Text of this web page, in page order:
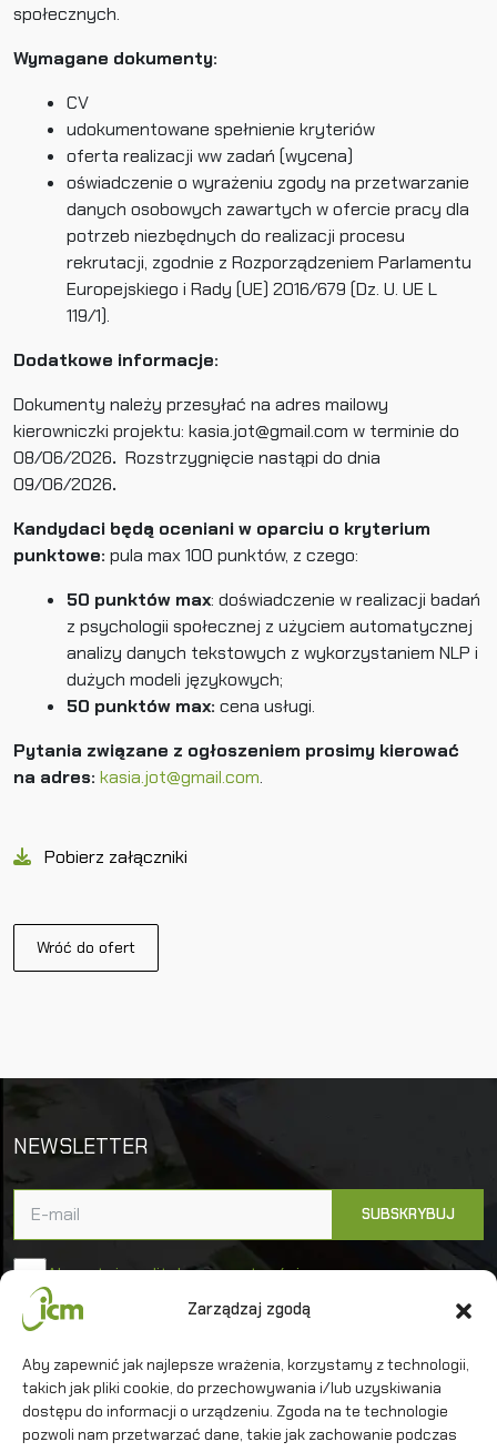
Zarządzaj zgodą
Aby zapewnić jak najlepsze wrażenia, korzystamy z technologii,
takich jak pliki cookie, do przechowywania i/lub uzyskiwania
dostępu do informacji o urządzeniu. Zgoda na te technologie
pozwoli nam przetwarzać dane, takie jak zachowanie podczas
społecznych.
Wymagane dokumenty:
CV
udokumentowane spełnienie kryteriów
oferta realizacji ww zadań (wycena)
oświadczenie o wyrażeniu zgody na przetwarzanie
danych osobowych zawartych w ofercie pracy dla
potrzeb niezbędnych do realizacji procesu
rekrutacji, zgodnie z Rozporządzeniem Parlamentu
Europejskiego i Rady (UE) 2016/679 (Dz. U. UE L
119/1).
Dodatkowe informacje:
Dokumenty należy przesyłać na adres mailowy
kierowniczki projektu: kasia.jot@gmail.com w terminie do
08/06/2026. Rozstrzygnięcie nastąpi do dnia
09/06/2026.
Kandydaci będą oceniani w oparciu o kryterium
punktowe: pula max 100 punktów, z czego:
50 punktów max: doświadczenie w realizacji badań
z psychologii społecznej z użyciem automatycznej
analizy danych tekstowych z wykorzystaniem NLP i
dużych modeli językowych;
50 punktów max: cena usługi.
Pytania związane z ogłoszeniem prosimy kierować
na adres: kasia.jot@gmail.com.
Pobierz załączniki
Wróć do ofert
NEWSLETTER
Akceptuję politykę prywatności
Uniwersytet Warszawski
Interdyscyplinarne Centrum Modelowania
Matematycznego i Komputerowego